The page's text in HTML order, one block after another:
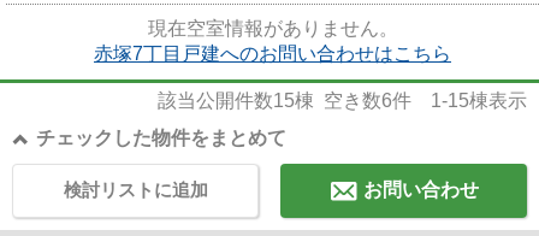
現在空室情報がありません。
赤塚7丁目戸建へのお問い合わせはこちら
該当公開件数15棟 空き数6件 1-15棟表示
チェックした物件をまとめて
お問い合わせ
検討リストに追加